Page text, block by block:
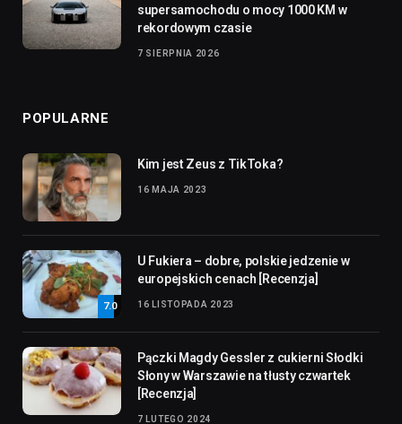
supersamochodu o mocy 1000 KM w
rekordowym czasie
7 SIERPNIA 2026
POPULARNE
Kim jest Zeus z TikToka?
16 MAJA 2023
7.0
U Fukiera – dobre, polskie jedzenie w
europejskich cenach [Recenzja]
16 LISTOPADA 2023
Pączki Magdy Gessler z cukierni Słodki
Słony w Warszawie na tłusty czwartek
[Recenzja]
7 LUTEGO 2024